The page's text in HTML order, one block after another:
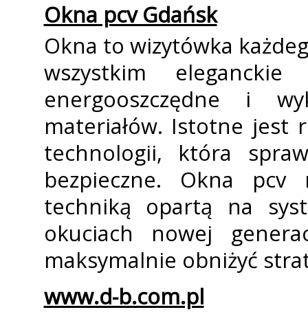
Okna pcv Gdańsk
Okna to wizytówka
wszystkim
energooszczędne i
materiałów. Istotne jest
technologii, która
bezpieczne. Okna pcv
techniką opartą na
okuciach nowej
maksymalnie obniżyć
www.d-b.com.pl